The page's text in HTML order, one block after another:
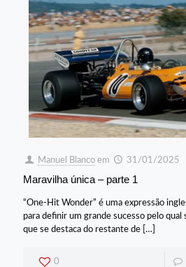
Manuel Blanco em 31/01/2025
Maravilha única – parte 1
“One-Hit Wonder” é uma expressão
para definir um grande sucesso pelo qual
que se destaca do restante de […]
0